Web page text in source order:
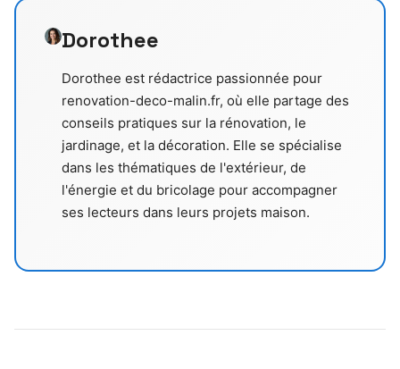
Dorothee
Dorothee est rédactrice passionnée pour
renovation-deco-malin.fr, où elle partage des
conseils pratiques sur la rénovation, le
jardinage, et la décoration. Elle se spécialise
dans les thématiques de l'extérieur, de
l'énergie et du bricolage pour accompagner
ses lecteurs dans leurs projets maison.